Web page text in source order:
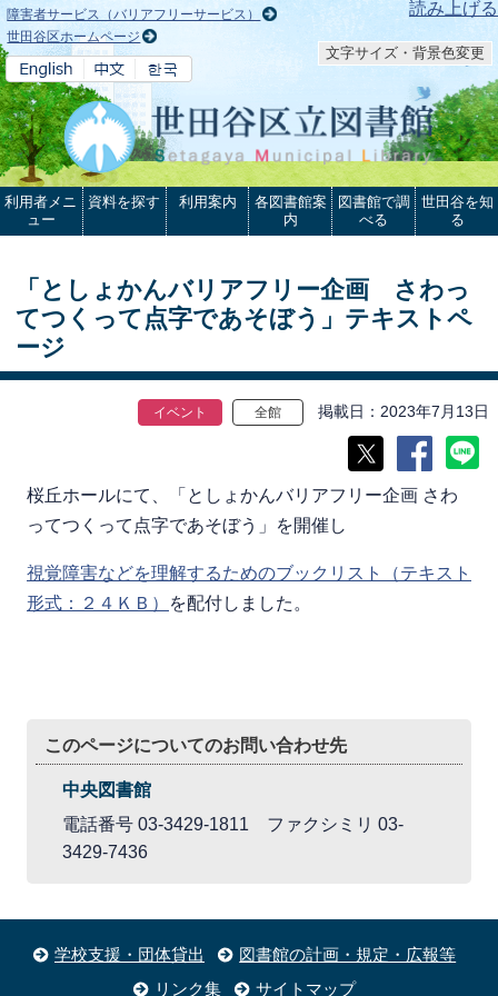
本文へ 読み上げる
障害者サービス（バリアフリーサービス）
世田谷区ホームページ
文字サイズ・背景色変更
利用者メニ
ュー
資料を探す 利用案内
各図書館案
内
図書館で調
べる
世田谷を知
る
「としょかんバリアフリー企画 さわっ
てつくって点字であそぼう」テキストペ
ージ
イベント 全館 掲載日 2023年7月13日
桜丘ホールにて、「としょかんバリアフリー企画 さわ
ってつくって点字であそぼう」を開催し
視覚障害などを理解するためのブックリスト（テキスト
形式：２４ＫＢ）
を配付しました。
このページについてのお問い合わせ先
中央図書館
電話番号 03-3429-1811 ファクシミリ 03-
3429-7436
学校支援・団体貸出
図書館の計画・規定・広報等
リンク集
サイトマップ